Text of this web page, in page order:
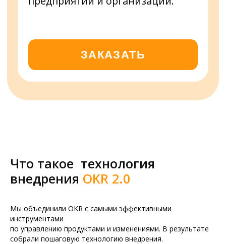
Что такое технология
внедрения OKR 2.0
Мы объединили OKR c самыми эффективными
инструментами
по управлению продуктами и изменениями. В результате
собрали пошаговую технологию внедрения.
Отзывы наших
клиентов
→
←